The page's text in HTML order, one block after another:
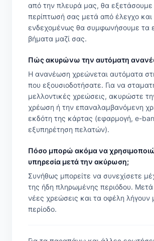
από την πλευρά μας, θα εξετάσουμε
περίπτωσή σας μετά από έλεγχο και
ενδεχομένως θα συμφωνήσουμε τα
βήματα μαζί σας.
Πώς ακυρώνω την αυτόματη
Η ανανέωση χρεώνεται αυτόματα
που εξουσιοδοτήσατε. Για να
μελλοντικές χρεώσεις, ακυρώστε
χρέωση ή την επαναλαμβανόμενη
εκδότη της κάρτας (εφαρμογή, e-
εξυπηρέτηση πελατών).
Πόσο μπορώ ακόμα να
υπηρεσία μετά την ακύρωση;
Συνήθως μπορείτε να συνεχίσετε
της ήδη πληρωμένης περιόδου. Μετά
νέες χρεώσεις και τα οφέλη λήγουν
περίοδο.